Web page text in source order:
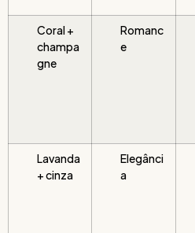
Coral +
champa
gne
Romanc
e
Lavanda
+ cinza
Elegânci
a